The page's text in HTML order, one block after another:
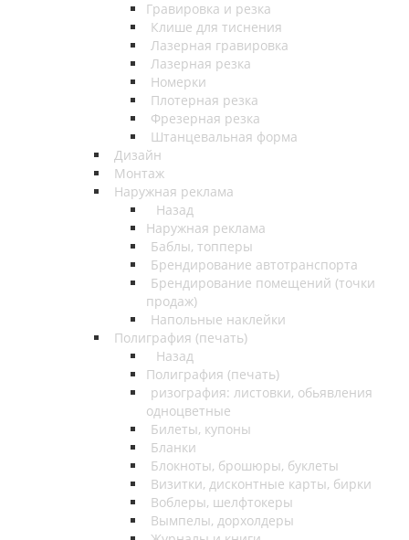
Гравировка и резка
Клише для тиснения
Лазерная гравировка
Лазерная резка
Номерки
Плотерная резка
Фрезерная резка
Штанцевальная форма
Дизайн
Монтаж
Наружная реклама
Назад
Наружная реклама
Баблы, топперы
Брендирование автотранспорта
Брендирование помещений (точки
продаж)
Напольные наклейки
Полиграфия (печать)
Назад
Полиграфия (печать)
ризография: листовки, обьявления
одноцветные
Билеты, купоны
Бланки
Блокноты, брошюры, буклеты
Визитки, дисконтные карты, бирки
Воблеры, шелфтокеры
Вымпелы, дорхолдеры